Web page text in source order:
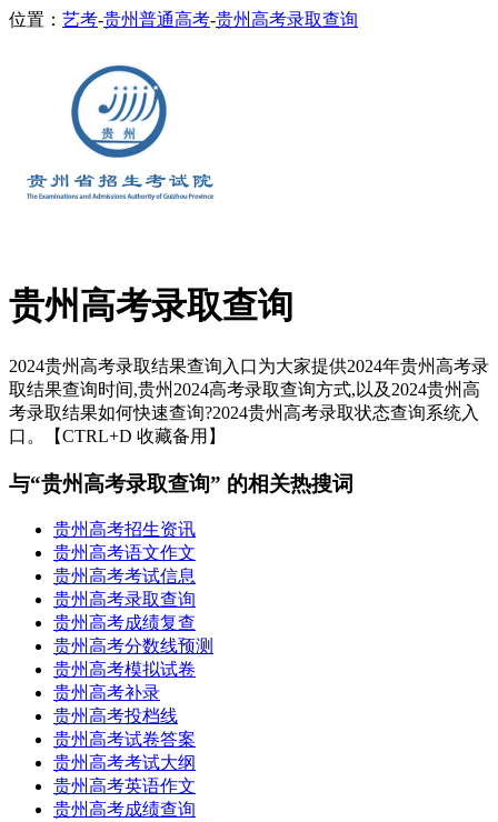
位置： 艺考-贵州普通高考-贵州高考录取查询
贵州高考录取查询
2024贵州高考录取结果查询入口为大家提供2024年贵州高考录
取结果查询时间,贵州2024高考录取查询方式,以及2024贵州高
考录取结果如何快速查询?2024贵州高考录取状态查询系统入
口。【CTRL+D 收藏备用】
与“贵州高考录取查询” 的相关热搜词
贵州高考招生资讯
贵州高考语文作文
贵州高考考试信息
贵州高考录取查询
贵州高考成绩复查
贵州高考分数线预测
贵州高考模拟试卷
贵州高考补录
贵州高考投档线
贵州高考试卷答案
贵州高考考试大纲
贵州高考英语作文
贵州高考成绩查询